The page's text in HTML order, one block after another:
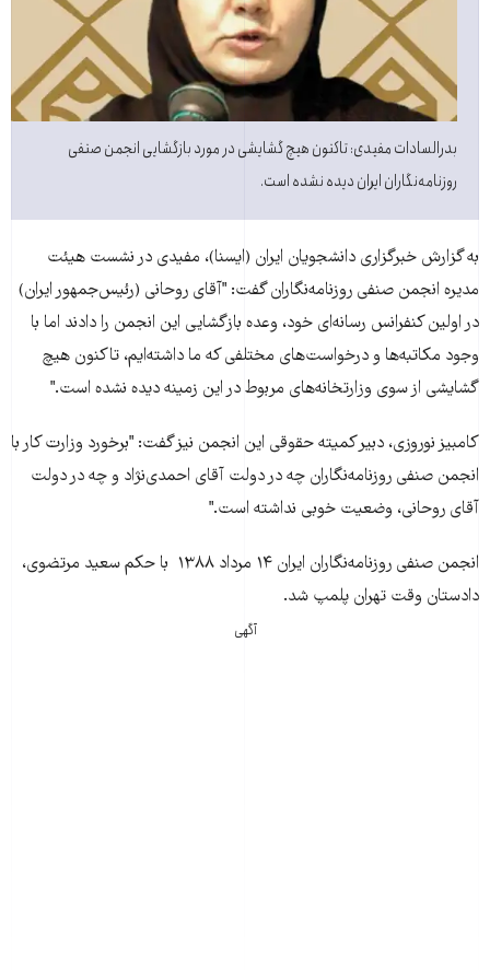
بدرالسادات مفيدی: تاکنون هيچ گشايشی در مورد بازگشايی انجمن صنفی
روزنامه‌نگاران ايران ديده نشده است.
به گزارش خبرگزاری دانشجويان ايران (ايسنا)، مفيدی در نشست هيئت
مديره انجمن صنفی روزنامه‌نگاران گفت: "آقای روحانی (رئيس‌جمهور ايران)
در اولين کنفرانس رسانه‌‌ای خود، وعده بازگشايی اين انجمن را دادند اما با
وجود مکاتبه‌ها و درخواست‌های مختلفی که ما داشته‌ايم، تاکنون هيچ
گشايشی از سوی وزارتخانه‌های مربوط در اين زمينه ديده نشده است."
کامبيز نوروزی، دبير کميته حقوقی اين انجمن نيز گفت: "برخورد وزارت کار با
انجمن صنفی روزنامه‌نگاران چه در دولت آقای احمدی‌نژاد و چه در دولت
آقای روحانی، وضعيت خوبی نداشته است."
انجمن صنفی روزنامه‌نگاران ايران ۱۴ مرداد ۱۳۸۸ با حکم سعيد مرتضوی،
دادستان وقت تهران پلمپ شد.
آگهی